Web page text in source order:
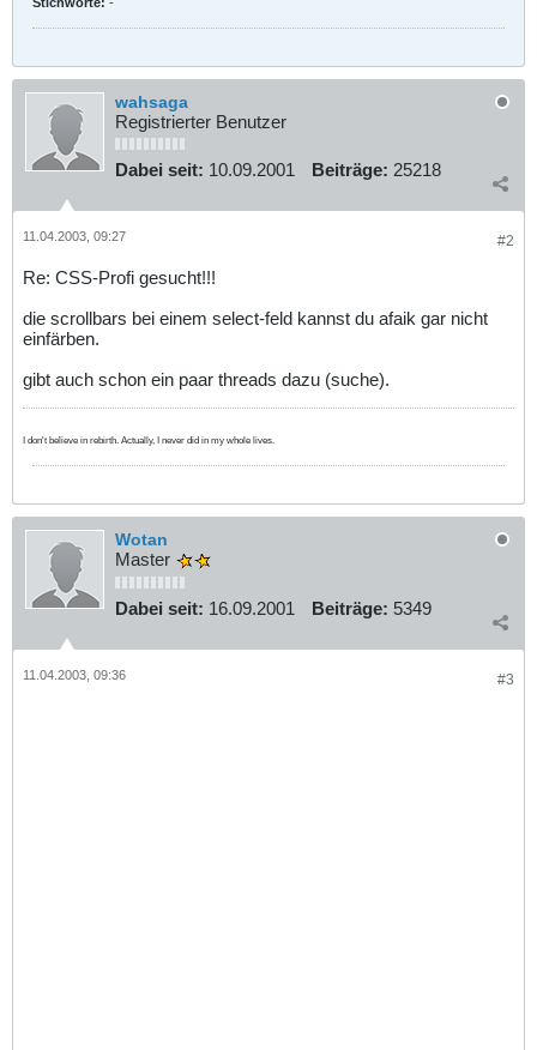
</body>
wahsaga
Registrierter Benutzer
Dabei seit: 10.09.2001 Beiträge: 25218
#2
11.04.2003, 09:27
Re: CSS-Profi gesucht!!!
die scrollbars bei einem select-feld kannst du afaik gar nicht
einfärben.
gibt auch schon ein paar threads dazu (suche).
I don't believe in rebirth. Actually, I never did in my whole lives.
Wotan
Master
Dabei seit: 16.09.2001 Beiträge: 5349
#3
11.04.2003, 09:36